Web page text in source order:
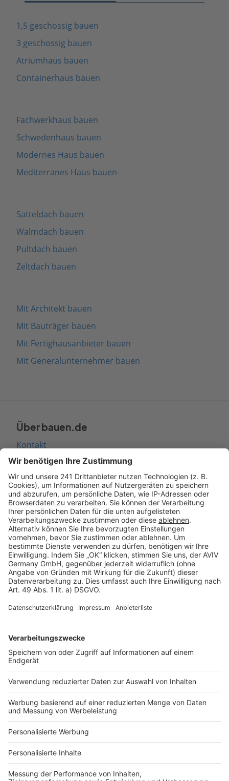
1,5 geschossig bauen
3 geschossig bauen
Atriumhaus bauen
Containerhaus bauen
Fachwerkhaus bauen
Schwedenhaus bauen
Modernes Haus bauen
Mediterranes Haus bauen
Satteldach bauen
Walmdach bauen
Pultdach bauen
Zeltdach bauen
Mit Architekt bauen
Mit Bauträger bauen
Mit Fertighausanbieter bauen
Mit Generalunternehmer bauen
Über bauen.de
Kontakt
Seitenaufbau
Barrierefreiheit
Cookie Einstellungen
Rechtliches
AGB-Übersicht
Datenschutz
Impressum
Services
Bauprojekt-Quiz
Häuser-Suche
Hausanbieter-Suche
Bauprojekt-Profil
Für Unternehmen
Ihre Baufirma auf bauen.de
Kostenloses Infogespräch